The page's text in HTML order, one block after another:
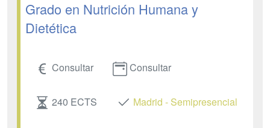
Grado en Nutrición Humana y
Dietética
Consultar Consultar
240 ECTS Madrid - Semipresencial